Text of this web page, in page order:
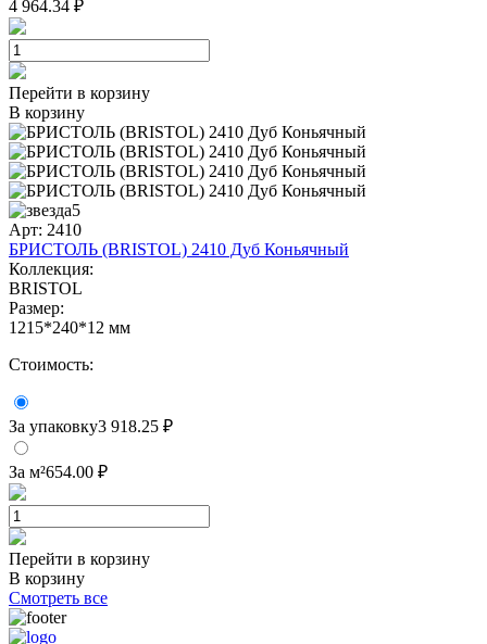
4 964.34 ₽
Перейти в корзину
В корзину
5
Арт: 2410
БРИСТОЛЬ (BRISTOL) 2410 Дуб Коньячный
Коллекция:
BRISTOL
Размер:
1215*240*12 мм
Стоимость:
За упаковку3 918.25 ₽
За м²654.00 ₽
Перейти в корзину
В корзину
Смотреть все